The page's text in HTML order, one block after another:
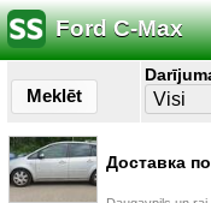
Ford C-Max
Meklēt
Доставка